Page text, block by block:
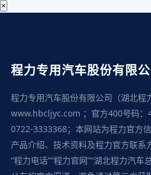
×
程力专用汽车股份有限
程力专用汽车股份有限公司（湖北程
www.hbcljyc.com ；官方400号码：
0722-3333368；本网站为程力官方
产品介绍、技术资料及程力官方联系
“程力电话”“程力官网”“湖北程力汽